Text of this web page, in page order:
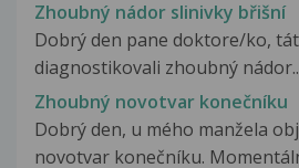
Zhoubný nádor slinivky břišní
Dobrý den pane doktore/ko,
diagnostikovali zhoubný
Zhoubný novotvar konečníku
Dobrý den, u mého manžela
novotvar konečníku.